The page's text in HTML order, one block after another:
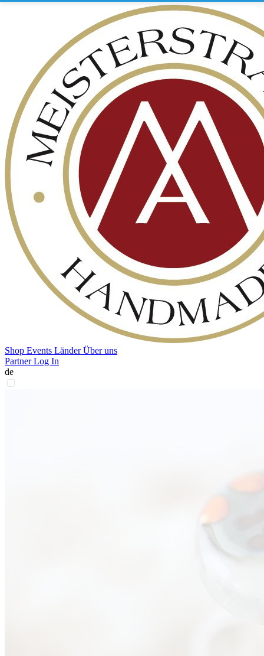
Shop Events LänderÜber uns
Partner Log In
de